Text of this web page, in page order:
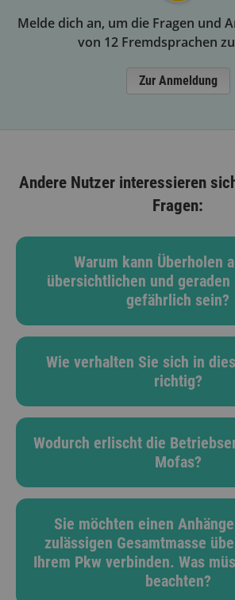
Melde dich an, um die Fragen und
von 12 Fremdsprachen
Zur Anmeldung
Andere Nutzer interessieren
Fragen:
Warum kann Überholen
übersichtlichen und geraden
gefährlich sein?
Wie verhalten Sie sich in
richtig?
Wodurch erlischt die
Mofas?
Sie möchten einen
zulässigen Gesamtmasse
Ihrem Pkw verbinden. Was
beachten?